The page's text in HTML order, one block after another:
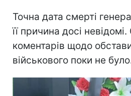
Точна дата смерті
її причина досі невідомі.
коментарів щодо
військового поки не